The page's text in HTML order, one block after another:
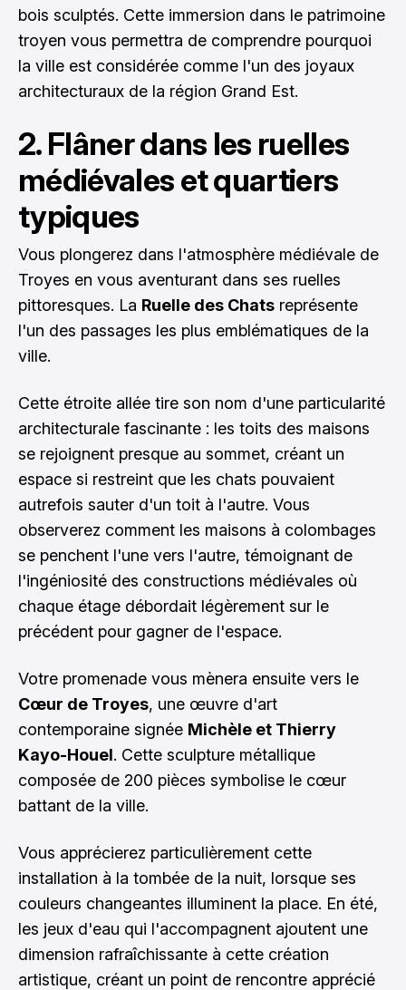
bois sculptés. Cette immersion dans le patrimoine
troyen vous permettra de comprendre pourquoi
la ville est considérée comme l'un des joyaux
architecturaux de la région Grand Est.
2. Flâner dans les ruelles
médiévales et quartiers
typiques
Vous plongerez dans l'atmosphère médiévale de
Troyes en vous aventurant dans ses ruelles
pittoresques. La Ruelle des Chats représente
l'un des passages les plus emblématiques de la
ville.
Cette étroite allée tire son nom d'une particularité
architecturale fascinante : les toits des maisons
se rejoignent presque au sommet, créant un
espace si restreint que les chats pouvaient
autrefois sauter d'un toit à l'autre. Vous
observerez comment les maisons à colombages
se penchent l'une vers l'autre, témoignant de
l'ingéniosité des constructions médiévales où
chaque étage débordait légèrement sur le
précédent pour gagner de l'espace.
Votre promenade vous mènera ensuite vers le
Cœur de Troyes, une œuvre d'art
contemporaine signée Michèle et Thierry
Kayo-Houel. Cette sculpture métallique
composée de 200 pièces symbolise le cœur
battant de la ville.
Vous apprécierez particulièrement cette
installation à la tombée de la nuit, lorsque ses
couleurs changeantes illuminent la place. En été,
les jeux d'eau qui l'accompagnent ajoutent une
dimension rafraîchissante à cette création
artistique, créant un point de rencontre apprécié